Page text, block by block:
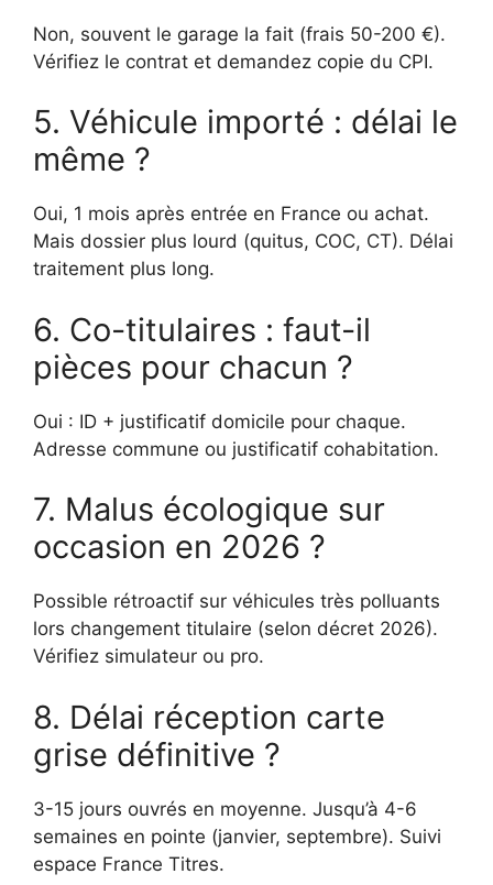
Non, souvent le garage la fait (frais 50-200 €).
Vérifiez le contrat et demandez copie du CPI.
5. Véhicule importé : délai le
même ?
Oui, 1 mois après entrée en France ou achat.
Mais dossier plus lourd (quitus, COC, CT). Délai
traitement plus long.
6. Co-titulaires : faut-il
pièces pour chacun ?
Oui : ID + justificatif domicile pour chaque.
Adresse commune ou justificatif cohabitation.
7. Malus écologique sur
occasion en 2026 ?
Possible rétroactif sur véhicules très polluants
lors changement titulaire (selon décret 2026).
Vérifiez simulateur ou pro.
8. Délai réception carte
grise définitive ?
3-15 jours ouvrés en moyenne. Jusqu’à 4-6
semaines en pointe (janvier, septembre). Suivi
espace France Titres.